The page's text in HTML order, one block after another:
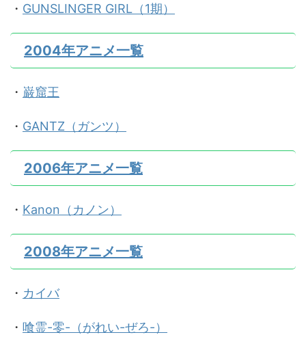
・ GUNSLINGER GIRL（1期）
2004年アニメ一覧
・ 巌窟王
・ GANTZ（ガンツ）
2006年アニメ一覧
・ Kanon（カノン）
2008年アニメ一覧
・ カイバ
・ 喰霊-零-（がれい-ぜろ-）